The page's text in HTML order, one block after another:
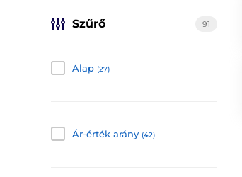
Szűrő 91
Alap (27)
Ár-érték arány (42)